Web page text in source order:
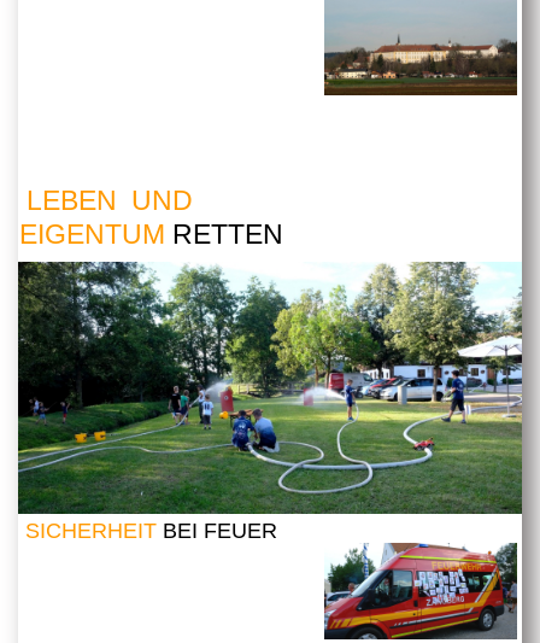
LEBEN UND
EIGENTUM RETTEN
SICHERHEIT BEI FEUER